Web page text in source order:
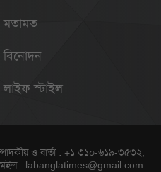
মতামত
বিনোদন
লাইফ স্টাইল
ও বার্তা : +১ ৩১০-৬১৯-৩৫৩২,
: labanglatimes@gmail.com